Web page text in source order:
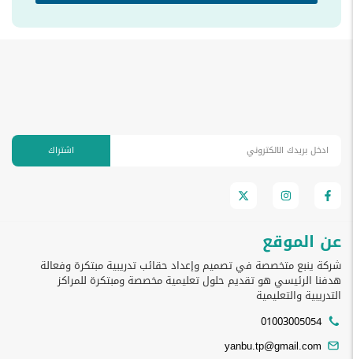
اشتراك
عن الموقع
شركة ينبع متخصصة في تصميم وإعداد حقائب تدريبية مبتكرة وفعالة
هدفنا الرئيسي هو تقديم حلول تعليمية مخصصة ومبتكرة للمراكز
التدريبية والتعليمية
01003005054
yanbu.tp@gmail.com